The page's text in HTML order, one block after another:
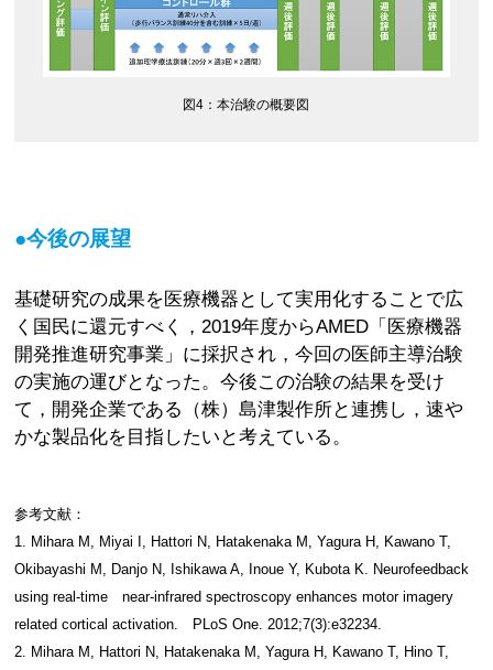
図4：本治験の概要図
●今後の展望
基礎研究の成果を医療機器として実用化することで広
く国民に還元すべく，2019年度からAMED「医療機器
開発推進研究事業」に採択され，今回の医師主導治験
の実施の運びとなった。今後この治験の結果を受け
て，開発企業である（株）島津製作所と連携し，速や
かな製品化を目指したいと考えている。
参考文献：
1. Mihara M, Miyai I, Hattori N, Hatakenaka M, Yagura H, Kawano T,
Okibayashi M, Danjo N, Ishikawa A, Inoue Y, Kubota K. Neurofeedback
using real-time near-infrared spectroscopy enhances motor imagery
related cortical activation. PLoS One. 2012;7(3):e32234.
2. Mihara M, Hattori N, Hatakenaka M, Yagura H, Kawano T, Hino T,